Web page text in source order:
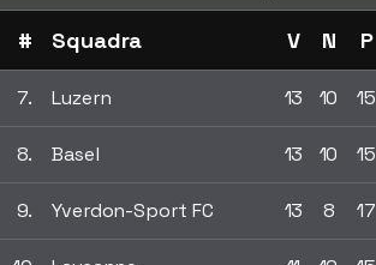
# Squadra V N P
7. Luzern 13 10 15
8. Basel 13 10 15
9. Yverdon-Sport FC 13 8 17